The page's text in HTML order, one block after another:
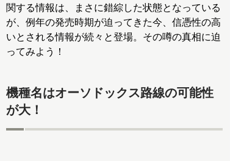
関する情報は、まさに錯綜した状態となっている
が、例年の発売時期が迫ってきた今、信憑性の高
いとされる情報が続々と登場。その噂の真相に迫
ってみよう！
機種名はオーソドックス路線の可能性
が大！